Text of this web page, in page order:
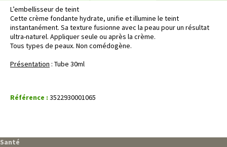
L’embellisseur de teint
Cette crème fondante hydrate, unifie et illumine le teint
instantanément. Sa texture fusionne avec la peau pour un résultat
ultra-naturel. Appliquer seule ou après la crème.
Tous types de peaux. Non comédogène.
Présentation : Tube 30ml
Référence : 3522930001065
Santé